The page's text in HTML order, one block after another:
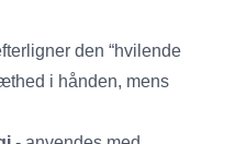
den “hvilende
i hånden, mens